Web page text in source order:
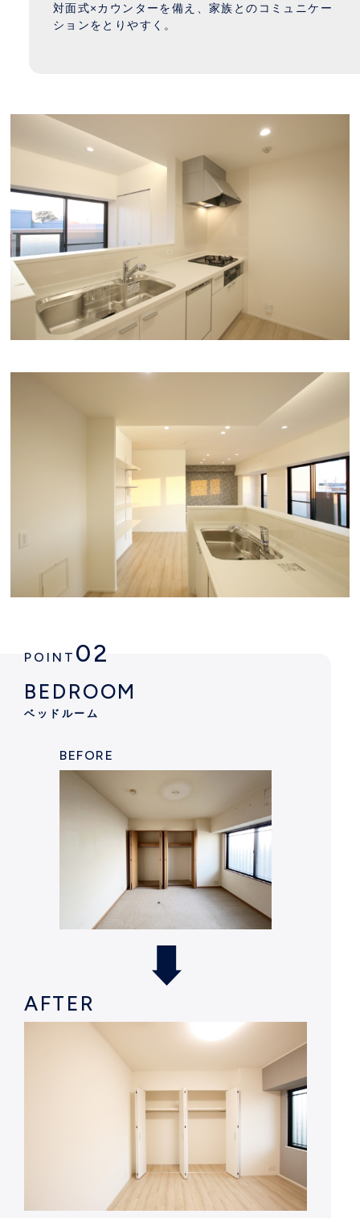
対面式×カウンターを備え、家族とのコミュニケー
ションをとりやすく。
POINT 02
BEDROOM
ベッドルーム
BEFORE
AFTER